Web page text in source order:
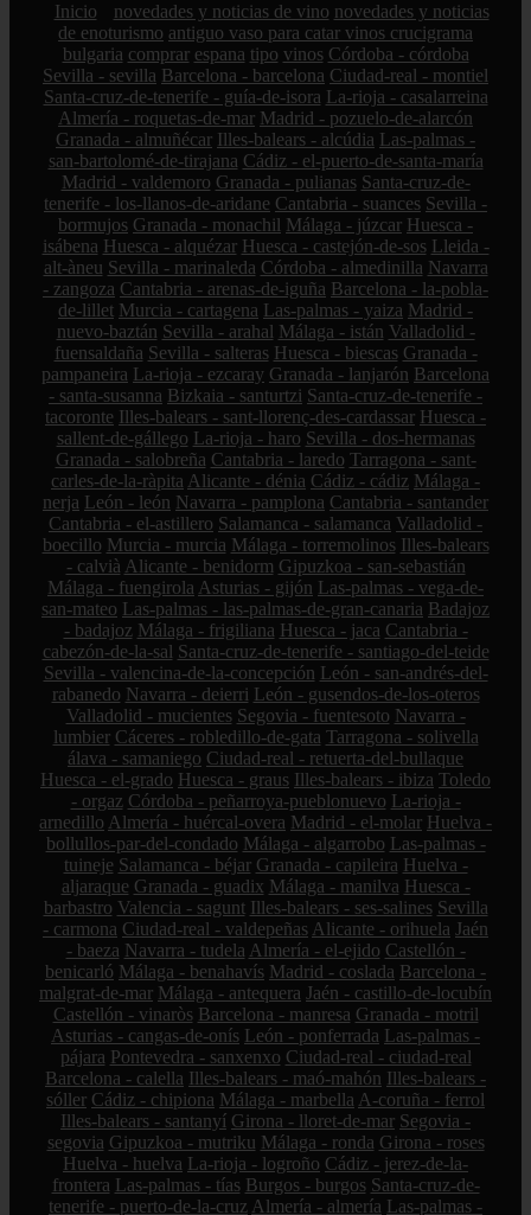
Inicio novedades y noticias de vino novedades y noticias
de enoturismo antiguo vaso para catar vinos crucigrama
bulgaria comprar espana tipo vinos Córdoba - córdoba
Sevilla - sevilla Barcelona - barcelona Ciudad-real - montiel
Santa-cruz-de-tenerife - guía-de-isora La-rioja - casalarreina
Almería - roquetas-de-mar Madrid - pozuelo-de-alarcón
Granada - almuñécar Illes-balears - alcúdia Las-palmas -
san-bartolomé-de-tirajana Cádiz - el-puerto-de-santa-maría
Madrid - valdemoro Granada - pulianas Santa-cruz-de-
tenerife - los-llanos-de-aridane Cantabria - suances Sevilla -
bormujos Granada - monachil Málaga - júzcar Huesca -
isábena Huesca - alquézar Huesca - castejón-de-sos Lleida -
alt-àneu Sevilla - marinaleda Córdoba - almedinilla Navarra
- zangoza Cantabria - arenas-de-iguña Barcelona - la-pobla-
de-lillet Murcia - cartagena Las-palmas - yaiza Madrid -
nuevo-baztán Sevilla - arahal Málaga - istán Valladolid -
fuensaldaña Sevilla - salteras Huesca - biescas Granada -
pampaneira La-rioja - ezcaray Granada - lanjarón Barcelona
- santa-susanna Bizkaia - santurtzi Santa-cruz-de-tenerife -
tacoronte Illes-balears - sant-llorenç-des-cardassar Huesca -
sallent-de-gállego La-rioja - haro Sevilla - dos-hermanas
Granada - salobreña Cantabria - laredo Tarragona - sant-
carles-de-la-ràpita Alicante - dénia Cádiz - cádiz Málaga -
nerja León - león Navarra - pamplona Cantabria - santander
Cantabria - el-astillero Salamanca - salamanca Valladolid -
boecillo Murcia - murcia Málaga - torremolinos Illes-balears
- calvià Alicante - benidorm Gipuzkoa - san-sebastián
Málaga - fuengirola Asturias - gijón Las-palmas - vega-de-
san-mateo Las-palmas - las-palmas-de-gran-canaria Badajoz
- badajoz Málaga - frigiliana Huesca - jaca Cantabria -
cabezón-de-la-sal Santa-cruz-de-tenerife - santiago-del-teide
Sevilla - valencina-de-la-concepción León - san-andrés-del-
rabanedo Navarra - deierri León - gusendos-de-los-oteros
Valladolid - mucientes Segovia - fuentesoto Navarra -
lumbier Cáceres - robledillo-de-gata Tarragona - solivella
álava - samaniego Ciudad-real - retuerta-del-bullaque
Huesca - el-grado Huesca - graus Illes-balears - ibiza Toledo
- orgaz Córdoba - peñarroya-pueblonuevo La-rioja -
arnedillo Almería - huércal-overa Madrid - el-molar Huelva -
bollullos-par-del-condado Málaga - algarrobo Las-palmas -
tuineje Salamanca - béjar Granada - capileira Huelva -
aljaraque Granada - guadix Málaga - manilva Huesca -
barbastro Valencia - sagunt Illes-balears - ses-salines Sevilla
- carmona Ciudad-real - valdepeñas Alicante - orihuela Jaén
- baeza Navarra - tudela Almería - el-ejido Castellón -
benicarló Málaga - benahavís Madrid - coslada Barcelona -
malgrat-de-mar Málaga - antequera Jaén - castillo-de-locubín
Castellón - vinaròs Barcelona - manresa Granada - motril
Asturias - cangas-de-onís León - ponferrada Las-palmas -
pájara Pontevedra - sanxenxo Ciudad-real - ciudad-real
Barcelona - calella Illes-balears - maó-mahón Illes-balears -
sóller Cádiz - chipiona Málaga - marbella A-coruña - ferrol
Illes-balears - santanyí Girona - lloret-de-mar Segovia -
segovia Gipuzkoa - mutriku Málaga - ronda Girona - roses
Huelva - huelva La-rioja - logroño Cádiz - jerez-de-la-
frontera Las-palmas - tías Burgos - burgos Santa-cruz-de-
tenerife - puerto-de-la-cruz Almería - almería Las-palmas -